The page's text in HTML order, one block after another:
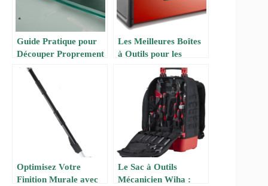
Guide Pratique pour
Découper Proprement
du Plexiglas
Les Meilleures Boîtes
à Outils pour les
Bricoleurs : Guide
d’Achat 2024
Optimisez Votre
Finition Murale avec
Le Sac à Outils
Mécanicien Wiha :